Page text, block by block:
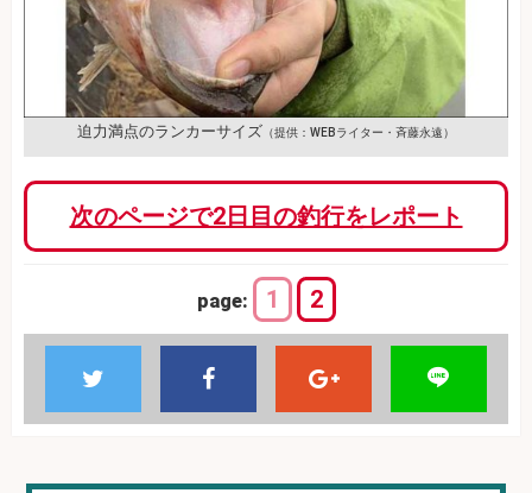
迫力満点のランカーサイズ （提供：WEBライター・斉藤永遠）
次のページで2日目の釣行をレポート
page: 1 2